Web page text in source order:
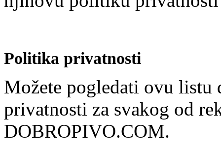
Politika privatnosti
Možete pogledati ovu
privatnosti za svakog od
DOBROPIVO.COM.